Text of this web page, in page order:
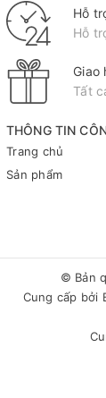
THÔNG TIN
Trang chủ
Sản phẩm
Hỗ
Hỗ
Giao
Tất
© Bản
Cung cấp bởi